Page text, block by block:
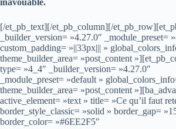
[/et_pb_text][/et_pb_column][/
_builder_version= »4.27.0″ _module_preset=
custom_padding= »||33px||| »
theme_builder_area= »post_content
type= »4_4″ _builder_version= »4.27.0″
_module_preset= »default »
theme_builder_area= »post_content
active_element= »text » title= »Ce qu’il faut
border_style_classic= »solid » border_gap=
border_color= »#6EE2F5″